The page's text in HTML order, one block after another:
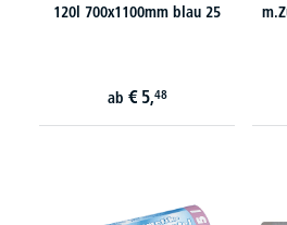
120l 700x1100mm blau 25
ab € 5,48